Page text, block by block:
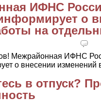
ИФНС
о
на
Межрайонная ИФНС
о внесении изменений
в отпуск?